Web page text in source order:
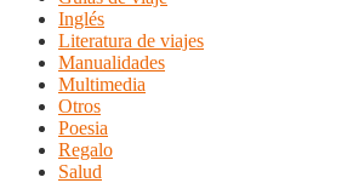
Inglés
Literatura de viajes
Manualidades
Multimedia
Otros
Poesia
Regalo
Salud